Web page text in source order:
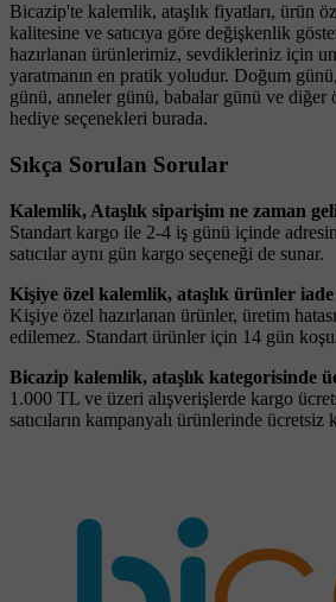
Bicazip'te kalemlik, ataşlık fiyatları, ürün
kalitesine ve satıcıya göre değişkenlik
hazırlanan ürünlerimiz, sevdikleriniz için
yaratmanın en pratik yoludur. Doğum
günü, anneler günü, babalar günü ve diğer
hediye seçenekleri burada.
Sıkça Sorulan Sorular
Kalemlik, Ataşlık siparişim ne zaman
Standart kargo ile 2-4 iş günü içinde
satıcılar aynı gün kargo seçeneği de sunar.
Kişiye özel kalemlik, ataşlık ürünler
Kişiye özel hazırlanan ürünler, üretim
edilemez. Standart ürünler için 14 gün
Bicazip kalemlik, ataşlık kategorisinde
1.000 TL ve üzeri alışverişlerde kargo
satıcıların kampanyalı ürünlerinde